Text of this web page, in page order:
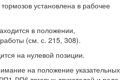
тормозов установлена в рабочее
в положении,
(см. с. 215, 308).
на нулевой позиции.
на положение указательных